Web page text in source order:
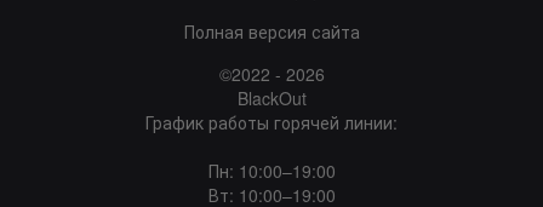
Полная версия сайта
©2022 - 2026
BlackOut
График работы горячей линии:
Пн: 10:00–19:00
Вт: 10:00–19:00